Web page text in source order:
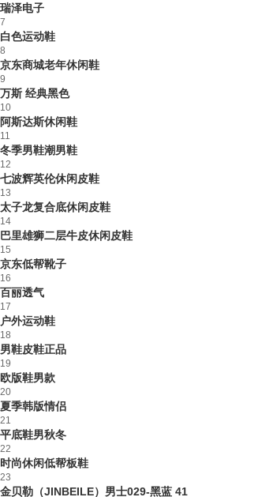
瑞泽电子
7
白色运动鞋
8
京东商城老年休闲鞋
9
万斯 经典黑色
10
阿斯达斯休闲鞋
11
冬季男鞋潮男鞋
12
七波辉英伦休闲皮鞋
13
太子龙复合底休闲皮鞋
14
巴里雄狮二层牛皮休闲皮鞋
15
京东低帮靴子
16
百丽透气
17
户外运动鞋
18
男鞋皮鞋正品
19
欧版鞋男款
20
夏季韩版情侣
21
平底鞋男秋冬
22
时尚休闲低帮板鞋
23
金贝勒（JINBEILE）男士029-黑蓝 41